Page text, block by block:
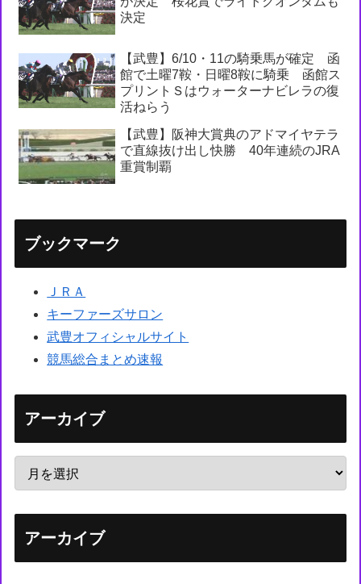
決定
【武豊】6/10・11の騎乗馬が確定 函
館で土曜7鞍・日曜8鞍に騎乗 函館ス
プリントＳはウォーターナビレラの復
活ねらう
【武豊】阪神大賞典のアドマイヤテラ
で直線抜け出し快勝 40年連続のJRA
重賞制覇
ブックマーク
ＪＲＡ
キーファーズサロン
武豊オフィシャルサイト
競馬総合まとめ速報
アーカイブ
アーカイブ